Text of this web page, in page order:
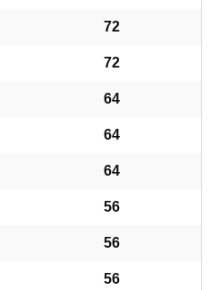
72
72
64
64
64
56
56
56